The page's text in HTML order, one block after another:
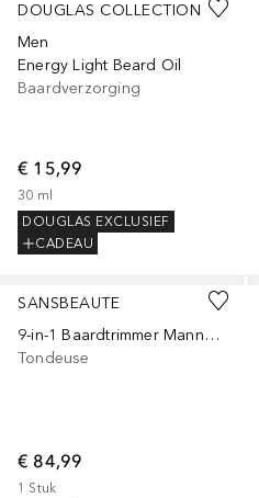
DOUGLAS COLLECTION
Men
Energy Light Beard Oil
Baardverzorging
€ 15,99
30 ml
DOUGLAS EXCLUSIEF
CADEAU
SANSBEAUTE
9-in-1 Baardtrimmer Mannen - Baard en Lichaam - 0.5-15MM - Bodygroomer - Multigroomer - Waterproof
Tondeuse
€ 84,99
1 Stuk